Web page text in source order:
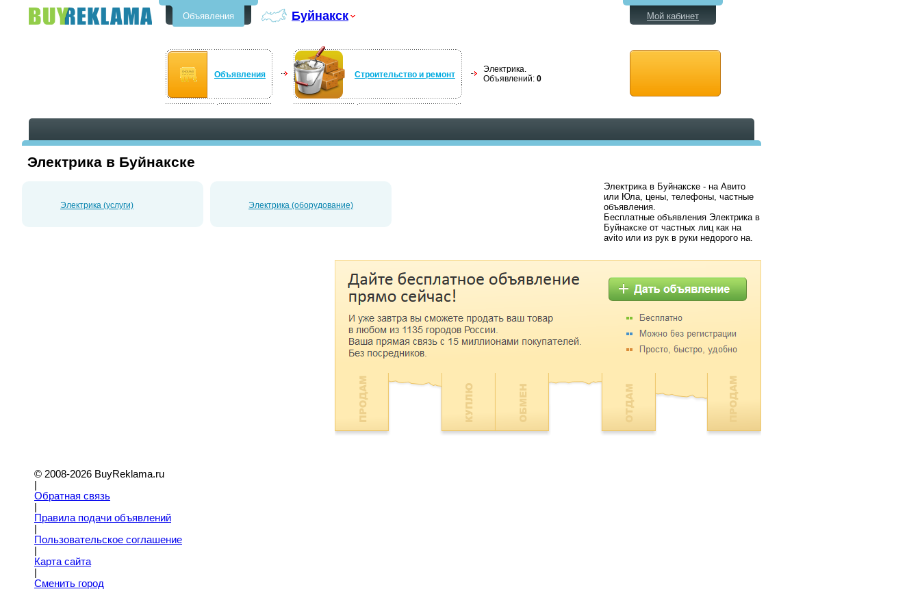
Объявления Буйнакск
Объявления Строительство и ремонт
Электрика.
Объявлений: 0
Мой кабинет
Электрика в Буйнакске
Электрика (услуги) Электрика (оборудование)
Электрика в Буйнакске - на Авито
или Юла, цены, телефоны, частные
объявления.
Бесплатные объявления Электрика в
Буйнакске от частных лиц как на
avito или из рук в руки недорого на.
© 2008-2026 BuyReklama.ru
Обратная связь
Правила подачи объявлений
Пoльзовательское соглашение
Карта сайта
Сменить город